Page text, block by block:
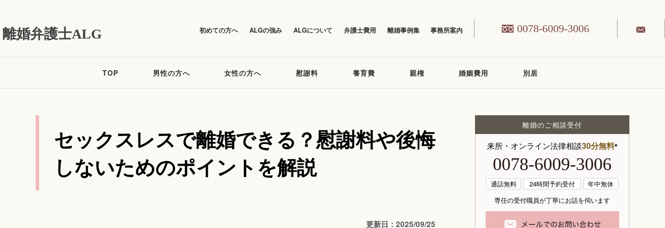
離婚弁護士ALG 初めての方へ ALGの強み ALGについて 弁護士費用 離婚事例集 事務所案内 0078-6009-3006
TOP 男性の方へ 女性の方へ 慰謝料 養育費 親権 婚姻費用 別居
セックスレスで離婚できる？慰謝料や後悔
しないためのポイントを解説
更新日：2025/09/25
離婚のご相談受付
来所・オンライン法律相談30分無料※
0078-6009-3006
通話無料 24時間予約受付
年中無休
専任の受付職員が丁寧にお話を伺います